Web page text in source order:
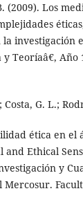
(2009). Los
investigación
Teoríaâ€, Año
G. L.;
ética en el
Ethical
y